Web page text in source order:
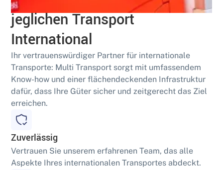
jeglichen Transport
International
Ihr vertrauenswürdiger Partner für internationale
Transporte: Multi Transport sorgt mit umfassendem
Know-how und einer flächendeckenden Infrastruktur
dafür, dass Ihre Güter sicher und zeitgerecht das Ziel
erreichen.
Zuverlässig
Vertrauen Sie unserem erfahrenen Team, das alle
Aspekte Ihres internationalen Transportes abdeckt.